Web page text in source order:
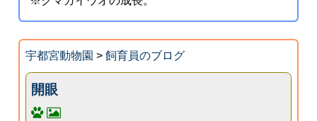
宇都宮動物園 > 飼育員のブログ
開眼